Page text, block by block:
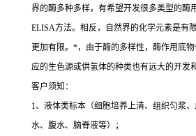
界的酶多种多样，有希望开发很多类型的酶
ELISA方法。相反，自然界的化学元素是有
更加有限。 *，由于酶的多样性，酶作用底
应的生色源或供氢体的种类也有远大的开发
客户须知：
1、液体类标本（细胞培养上清、组织匀浆
水、腹水、脑脊液等）；